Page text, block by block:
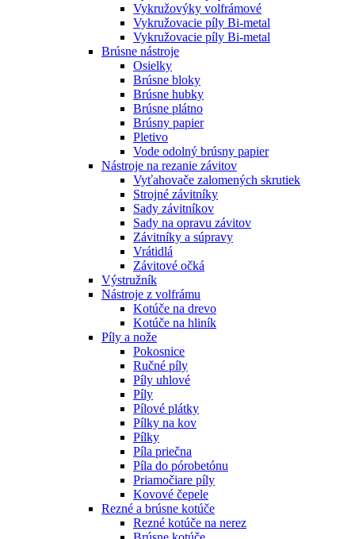
Vykružovýky volfrámové
Vykružovacie píly Bi-metal
Vykružovacie píly Bi-metal
Brúsne nástroje
Osielky
Brúsne bloky
Brúsne hubky
Brúsne plátno
Brúsny papier
Pletivo
Vode odolný brúsny papier
Nástroje na rezanie závitov
Vyťahovače zalomených skrutiek
Strojné závitníky
Sady závitníkov
Sady na opravu závitov
Závitníky a súpravy
Vrátidlá
Závitové očká
Výstružník
Nástroje z volfrámu
Kotúče na drevo
Kotúče na hliník
Píly a nože
Pokosnice
Ručné píly
Píly uhlové
Píly
Pílové plátky
Pílky na kov
Pílky
Píla priečna
Píla do pórobetónu
Priamočiare píly
Kovové čepele
Rezné a brúsne kotúče
Rezné kotúče na nerez